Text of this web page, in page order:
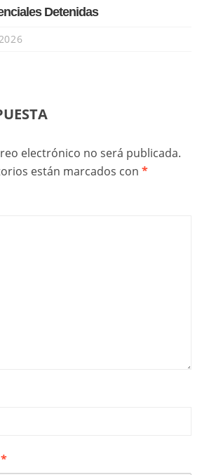
Detenidas
electrónico no será publicada.
están marcados con *
*